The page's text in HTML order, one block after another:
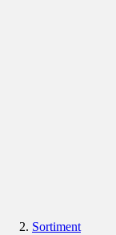
Sortiment